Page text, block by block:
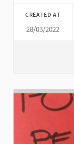
CREATED AT
28/03/2022